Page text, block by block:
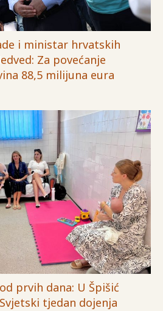
i ministar hrvatskih
Za povećanje
88,5 milijuna eura
prvih dana: U Špišić
tjedan dojenja